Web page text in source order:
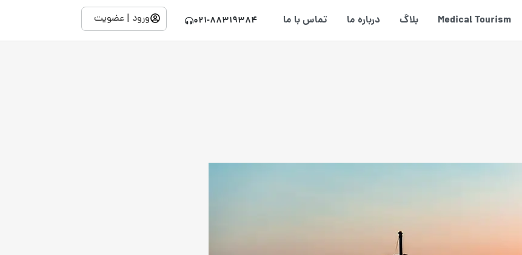
Medical Tourism بلاگ درباره ما تماس با ما 021-88319384 ورود | عضویت